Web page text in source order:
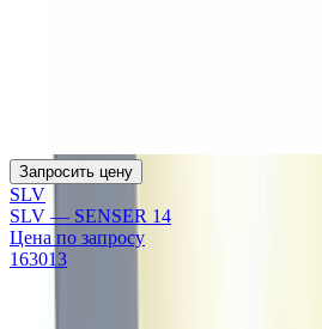
Запросить цену
SLV
SLV — SENSER 14
Цена по запросу
163013